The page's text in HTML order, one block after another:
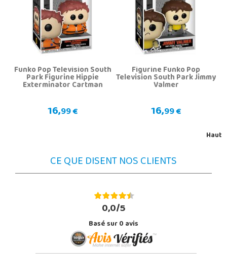
Funko Pop Television South
Park Figurine Hippie
Exterminator Cartman
16,99 €
Figurine Funko Pop
Television South Park Jimmy
Valmer
16,99 €
Haut
CE QUE DISENT NOS CLIENTS
0,0/5
Basé sur0avis